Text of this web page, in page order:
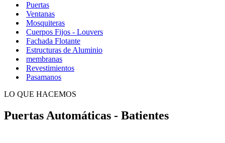
Puertas
Ventanas
Mosquiteras
Cuerpos Fijos - Louvers
Fachada Flotante
Estructuras de Aluminio
membranas
Revestimientos
Pasamanos
LO QUE HACEMOS
Puertas Automáticas - Batientes